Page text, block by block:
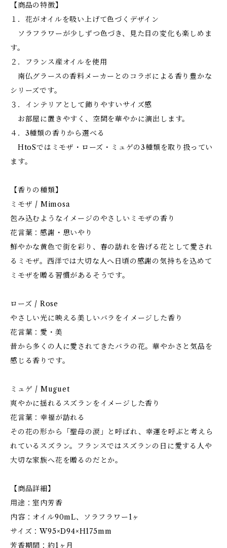
【商品の特徴】
１．花がオイルを吸い上げて色づくデザイン
ソラフラワーが少しずつ色づき、見た目の変化も楽しめま
す。
２．フランス産オイルを使用
南仏グラースの香料メーカーとのコラボによる香り豊かな
シリーズです。
３．インテリアとして飾りやすいサイズ感
お部屋に置きやすく、空間を華やかに演出します。
４．3種類の香りから選べる
HtoSではミモザ・ローズ・ミュゲの3種類を取り扱ってい
ます。
【香りの種類】
ミモザ / Mimosa
包み込むようなイメージのやさしいミモザの香り
花言葉：感謝・思いやり
鮮やかな黄色で街を彩り、春の訪れを告げる花として愛され
るミモザ。西洋では大切な人へ日頃の感謝の気持ちを込めて
ミモザを贈る習慣があるそうです。
ローズ / Rose
やさしい光に映える美しいバラをイメージした香り
花言葉：愛・美
昔から多くの人に愛されてきたバラの花。華やかさと気品を
感じる香りです。
ミュゲ / Muguet
爽やかに揺れるスズランをイメージした香り
花言葉：幸福が訪れる
その花の形から「聖母の涙」と呼ばれ、幸運を呼ぶと考えら
れているスズラン。フランスではスズランの日に愛する人や
大切な家族へ花を贈るのだとか。
【商品詳細】
用途：室内芳香
内容：オイル90mL、ソラフラワー1ヶ
サイズ：W95×D94×H175mm
芳香期間：約1ヶ月